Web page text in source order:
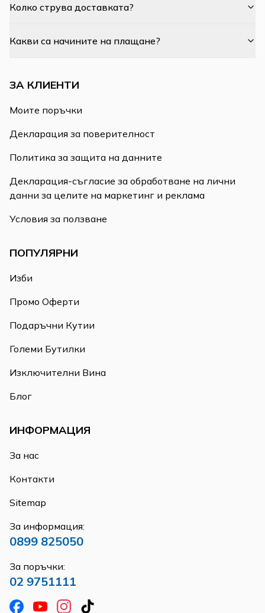
Колко струва доставката?
Какви са начините на плащане?
ЗА КЛИЕНТИ
Моите поръчки
Декларация за поверителност
Политика за защита на данните
Декларация-съгласие за обработване на лични
данни за целите на маркетинг и реклама
Условия за ползване
ПОПУЛЯРНИ
Изби
Промо Оферти
Подаръчни Кутии
Големи Бутилки
Изключителни Вина
Блог
ИНФОРМАЦИЯ
За нас
Контакти
Sitemap
За информация:
0899 825050
За поръчки:
02 9751111